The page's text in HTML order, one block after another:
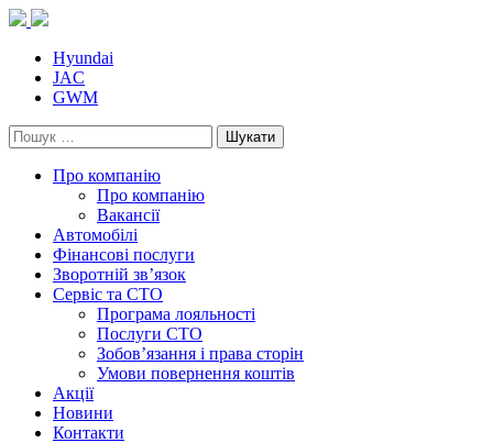
Skip
contentHyundai
JAC
GWM
Пошук:
Про компанію
Про компанію
Вакансії
Автомобілі
Фінансові послуги
Зворотній зв’язок
Cервіс та СТО
Програма лояльності
Послуги СТО
Зобов’язання і права сторін
Умови повернення коштів
Акції
Новини
Контакти